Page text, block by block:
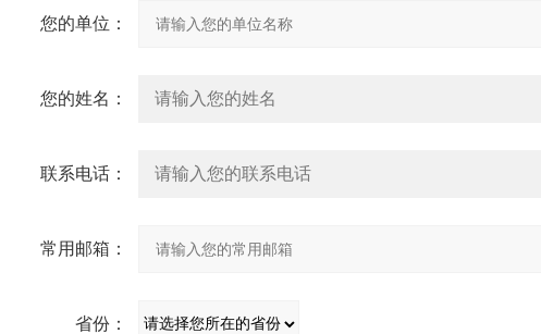
您的单位：
您的姓名：
联系电话：
常用邮箱：
省份：